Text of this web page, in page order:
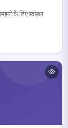
के लिए स्वास्थ्य